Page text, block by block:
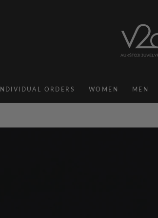
INDIVIDUAL ORDERS
WOMEN MEN